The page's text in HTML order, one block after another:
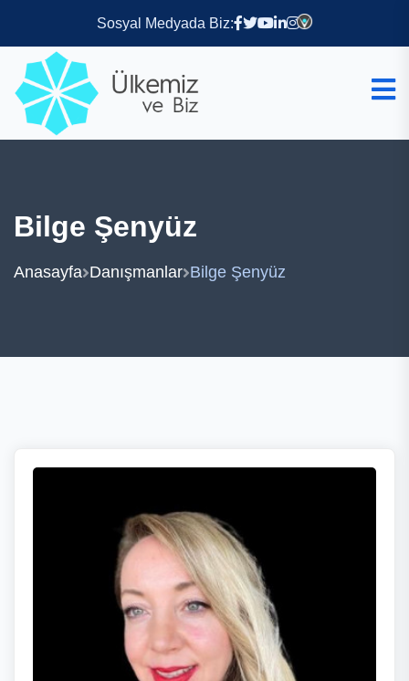
Sosyal Medyada Biz:
Bilge Şenyüz
Anasayfa Danışmanlar Bilge Şenyüz